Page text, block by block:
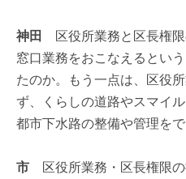
神田
区役所業務と区長権
窓口業務をおこなえるとい
たのか。もう一点は、区役
ず、くらしの道路やスマイ
都市下水路の整備や管理を
市 区役所業務・区長権限